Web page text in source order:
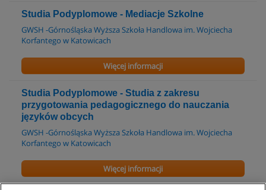
Studia Podyplomowe - Mediacje Szkolne
GWSH -Górnośląska Wyższa Szkoła Handlowa im. Wojciecha
Korfantego w Katowicach
Więcej informacji
Studia Podyplomowe - Studia z zakresu
przygotowania pedagogicznego do nauczania
języków obcych
GWSH -Górnośląska Wyższa Szkoła Handlowa im. Wojciecha
Korfantego w Katowicach
Więcej informacji